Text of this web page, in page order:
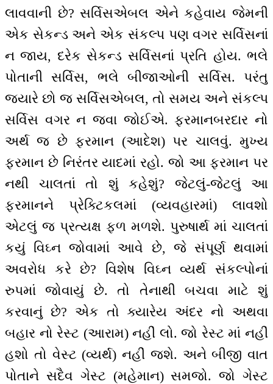
લાવવાની છે? સર્વિસએબલ એને કહેવાય જેમની
એક સેકન્ડ અને એક સંકલ્પ પણ વગર સર્વિસનાં
ન જાય, દરેક સેકન્ડ સર્વિસનાં પ્રતિ હોય. ભલે
પોતાની સર્વિસ, ભલે બીજાઓની સર્વિસ. પરંતુ
જ્યારે છો જ સર્વિસએબલ, તો સમય અને સંકલ્પ
સર્વિસ વગર ન જવા જોઈએ. ફરમાનબરદાર નો
અર્થ જ છે ફરમાન (આદેશ) પર ચાલવું. મુખ્ય
ફરમાન છે નિરંતર યાદમાં રહો. જો આ ફરમાન પર
નથી ચાલતાં તો શું કહેશું? જેટલું-જેટલું આ
ફરમાનને પ્રેક્ટિકલમાં (વ્યવહારમાં) લાવશો
એટલું જ પ્રત્યક્ષ ફળ મળશે. પુરુષાર્થ માં ચાલતાં
કયું વિઘ્ન જોવામાં આવે છે, જે સંપૂર્ણ થવામાં
અવરોધ કરે છે? વિશેષ વિઘ્ન વ્યર્થ સંકલ્પોનાં
રુપમાં જોવાયું છે. તો તેનાથી બચવા માટે શું
કરવાનું છે? એક તો ક્યારેય અંદર નો અથવા
બહાર નો રેસ્ટ (આરામ) નહીં લો. જો રેસ્ટ માં નહીં
હશો તો વેસ્ટ (વ્યર્થ) નહીં જશે. અને બીજી વાત
પોતાને સદૈવ ગેસ્ટ (મહેમાન) સમજો. જો ગેસ્ટ